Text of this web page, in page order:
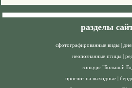
разделы
сфотографированные виды |
неопознанные птицы |
конкурс "Большой
прогноз на выходные |